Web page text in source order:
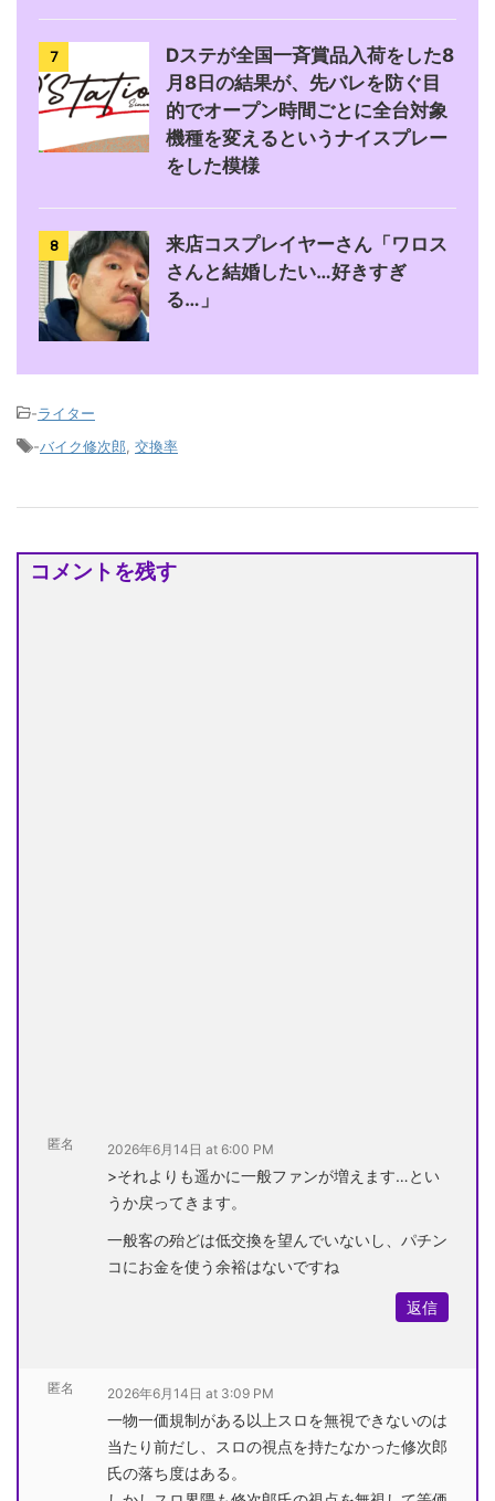
7
Dステが全国一斉賞品入荷をした8
月8日の結果が、先バレを防ぐ目
的でオープン時間ごとに全台対象
機種を変えるというナイスプレー
をした模様
8
来店コスプレイヤーさん「ワロス
さんと結婚したい…好きすぎ
る…」
-ライター
-バイク修次郎 交換率
コメントを残す
匿名 2026年6月14日 at 6:00 PM
>それよりも遥かに一般ファンが増えます…とい
うか戻ってきます。
一般客の殆どは低交換を望んでいないし、パチン
コにお金を使う余裕はないですね
返信
匿名 2026年6月14日 at 3:09 PM
一物一価規制がある以上スロを無視できないのは
当たり前だし、スロの視点を持たなかった修次郎
氏の落ち度はある。